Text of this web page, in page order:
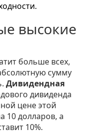
высокие
больше всех,
сумму
Дивидендная
дивиденда
цене этой
10 долларов, а
10%.